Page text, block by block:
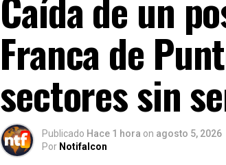
Franca de
sectores sin
Publicado Hace 1 hora on agosto 5, 2026
Por Notifalcon